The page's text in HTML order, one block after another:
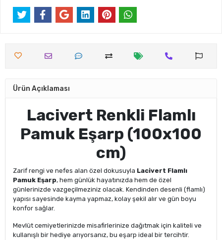
Ürün Açıklaması
Lacivert Renkli Flamlı
Pamuk Eşarp (100x100
cm)
Zarif rengi ve nefes alan özel dokusuyla Lacivert Flamlı
Pamuk Eşarp, hem günlük hayatınızda hem de özel
günlerinizde vazgeçilmeziniz olacak. Kendinden desenli (flamlı)
yapısı sayesinde kayma yapmaz, kolay şekil alır ve gün boyu
konfor sağlar.
Mevlüt cemiyetlerinizde misafirlerinize dağıtmak için kaliteli ve
kullanışlı bir hediye arıyorsanız, bu eşarp ideal bir tercihtir.